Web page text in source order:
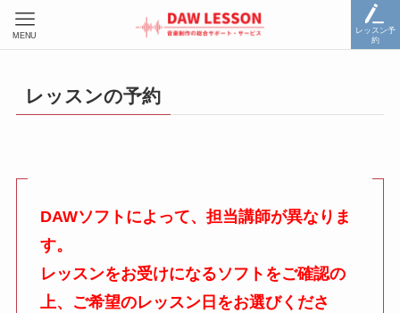
レッスン予
約
MENU
レッスンの予約
DAWソフトによって、担当講師が異なりま
す。
レッスンをお受けになるソフトをご確認の
上、ご希望のレッスン日をお選びくださ